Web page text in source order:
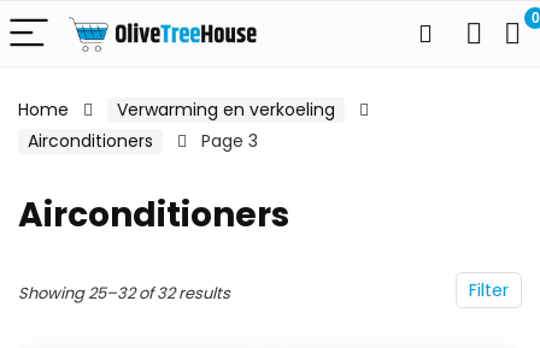
0
Home
Verwarming en verkoeling
Airconditioners
Page 3
Airconditioners
Filter
Showing 25–32 of 32 results